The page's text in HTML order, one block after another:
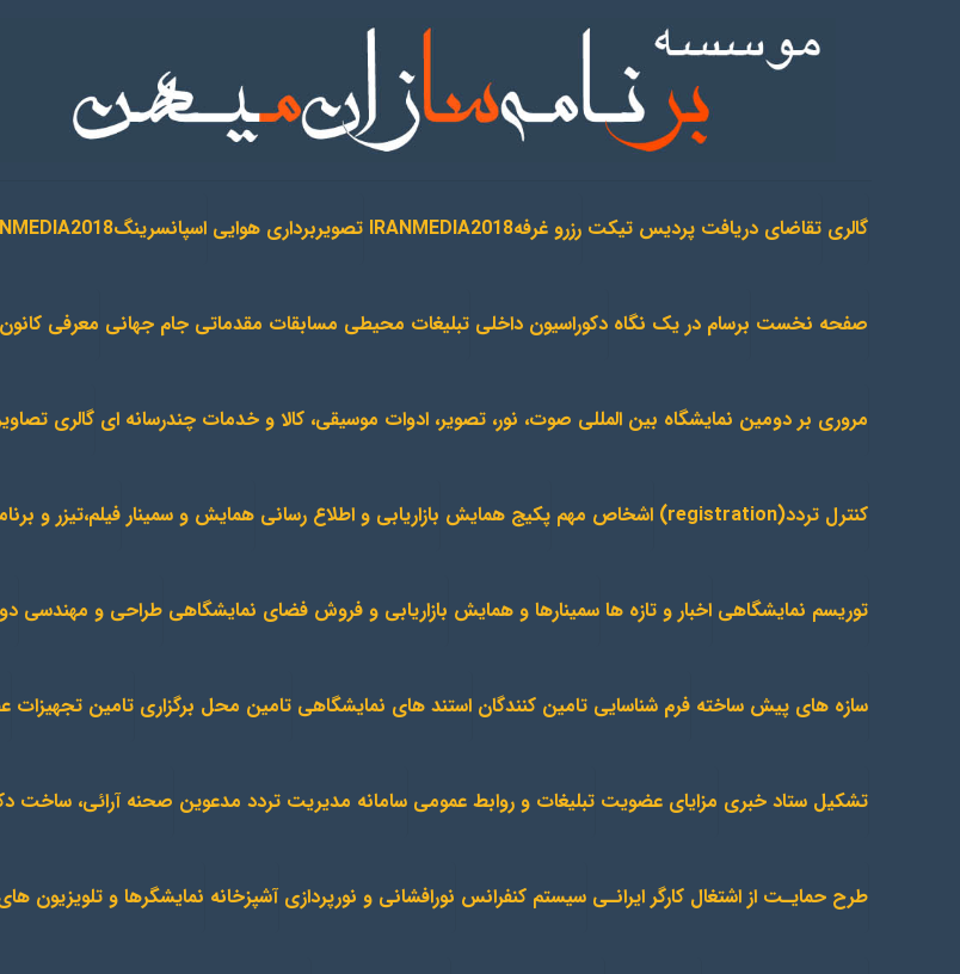
گالری تقاضای دریافت پردیس تیکت رزرو غرفهIRANMEDIA2018 تصویربرداری هوایی اسپانسرینگIRANMEDIA2018
صفحه نخست برسام در یک نگاه دکوراسیون داخلی تبلیغات محیطی مسابقات مقدماتی جام جهانی معرفی کانون
مروری بر دومین نمایشگاه بین المللی صوت، نور، تصویر، ادوات موسیقی، کالا و خدمات چندرسانه ای گالری
کنترل تردد(registration) اشخاص مهم پکیج همایش بازاریابی و اطلاع رسانی همایش و سمینار فیلم،تیزر و
توریسم نمایشگاهی اخبار و تازه ها سمینارها و همایش بازاریابی و فروش فضای نمایشگاهی طراحی و مهندسی
سازه های پیش ساخته فرم شناسایی تامین کنندگان استند های نمایشگاهی تامین محل برگزاری تامین تجهیزات
تشکیل ستاد خبری مزایای عضویت تبلیغات و روابط عمومی سامانه مدیریت تردد مدعوین صحنه آرائی، ساخت
طرح حمایـت از اشتغال کارگر ایرانـی سیستم کنفرانس نورافشانی و نورپردازی آشپزخانه نمایشگرها و تلویزیون